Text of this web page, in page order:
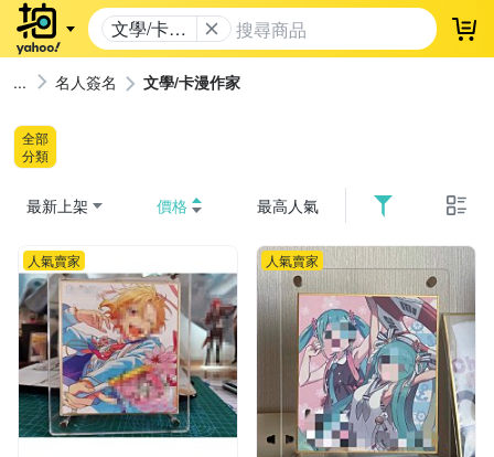
文學/卡漫
作家
登
名人簽名 文學/卡漫作家
全部
分類
最新上架 價格 最高人氣
人氣賣家 人氣賣家